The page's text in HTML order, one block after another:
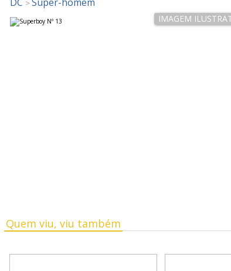
>
Quem viu, viu também